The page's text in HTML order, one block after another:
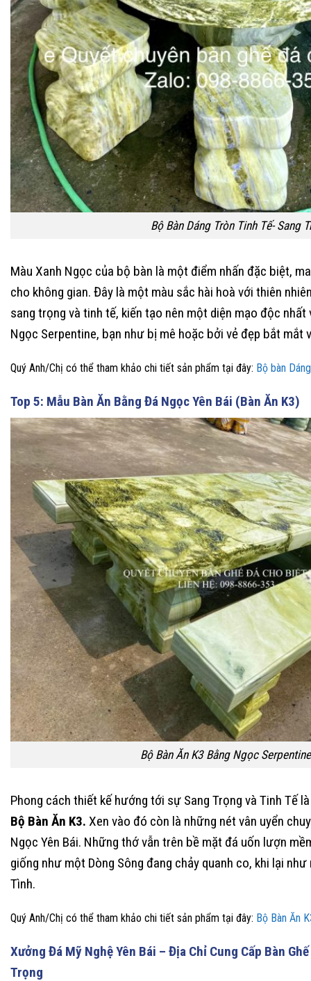
Bộ Bàn Dáng Tròn Tinh Tế- Sang
Màu Xanh Ngọc của bộ bàn là một điểm nhấn đặc biệt,
cho không gian. Đây là một màu sắc hài hoà với thiên
sang trọng và tinh tế, kiến tạo nên một diện mạo độc nhất
Ngọc Serpentine, bạn như bị mê hoặc bởi vẻ đẹp bắt mắt
Quý Anh/Chị có thể tham khảo chi tiết sản phẩm tại đây: Bộ bàn
Top 5: Mẫu Bàn Ăn Bằng Đá Ngọc Yên Bái (Bàn Ăn K3)
Bộ Bàn Ăn K3 Bằng Ngọc Serpentine
Phong cách thiết kế hướng tới sự Sang Trọng và Tinh Tế
Bộ Bàn Ăn K3. Xen vào đó còn là những nét vân uyển
Ngọc Yên Bái. Những thớ vẫn trên bề mặt đá uốn lượn
giống như một Dòng Sông đang chảy quanh co, khi lại
Tình.
Quý Anh/Chị có thể tham khảo chi tiết sản phẩm tại đây: Bộ Bàn Ăn
Xưởng Đá Mỹ Nghệ Yên Bái – Địa Chỉ Cung Cấp Bàn
Trọng